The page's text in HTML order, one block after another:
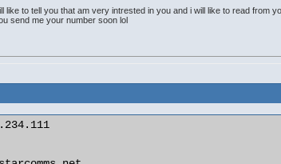
tell you that am very intrested in you and i will like to read from
send me your number soon lol